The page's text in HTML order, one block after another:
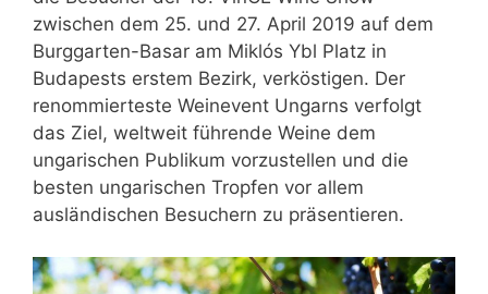
zwischen dem 25. und 27. April 2019 auf dem
Burggarten-Basar am Miklós Ybl Platz in
Budapests erstem Bezirk, verköstigen. Der
renommierteste Weinevent Ungarns verfolgt
das Ziel, weltweit führende Weine dem
ungarischen Publikum vorzustellen und die
besten ungarischen Tropfen vor allem
ausländischen Besuchern zu präsentieren.